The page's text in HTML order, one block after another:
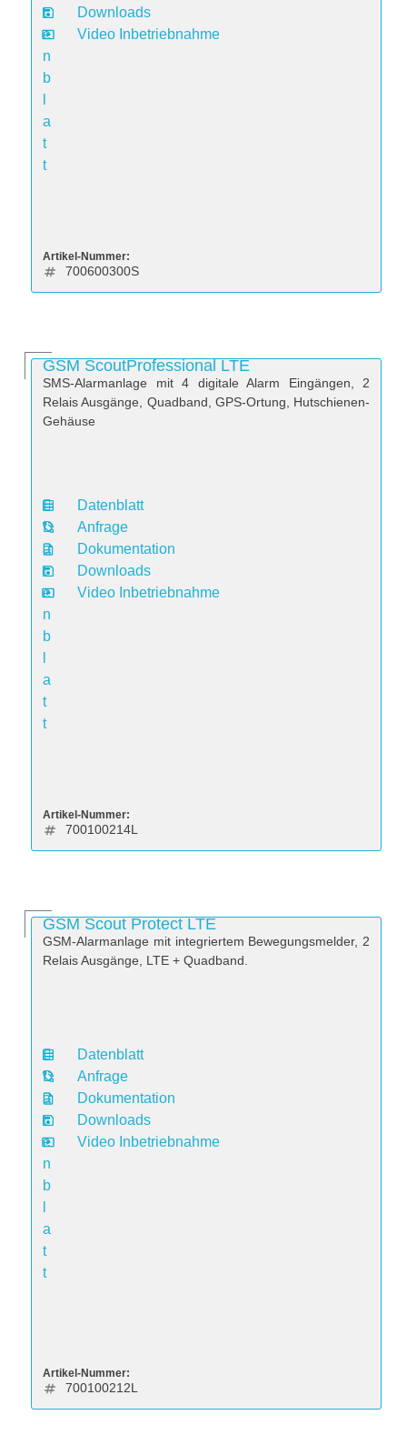
t
e
n
b
a
t
t
Downloads
Video Inbetriebnahme
Artikel-Nummer:
700600300S
GSM ScoutProfessional LTE
SMS-Alarmanlage mit 4 digitale Alarm Eingängen, 2
Relais Ausgänge, Quadband, GPS-Ortung, Hutschienen-
Gehäuse
D
a
t
e
n
b
a
t
t
Datenblatt
Anfrage
Dokumentation
Downloads
Video Inbetriebnahme
Artikel-Nummer:
700100214L
GSM Scout Protect LTE
GSM-Alarmanlage mit integriertem Bewegungsmelder, 2
Relais Ausgänge, LTE + Quadband.
D
a
t
e
n
b
a
t
t
Datenblatt
Anfrage
Dokumentation
Downloads
Video Inbetriebnahme
Artikel-Nummer:
700100212L